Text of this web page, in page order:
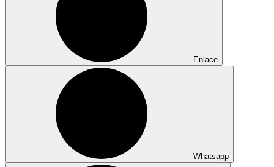
Enlace
Whatsapp